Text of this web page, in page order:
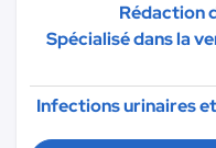
Rédaction
Spécialisé dans la
Infections urinaires